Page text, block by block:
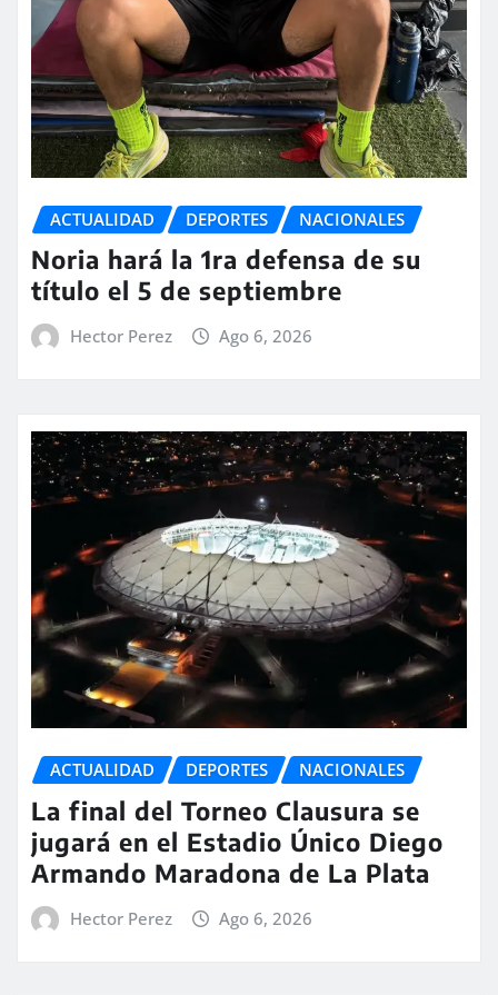
ACTUALIDAD DEPORTES NACIONALES
Noria hará la 1ra defensa de su
título el 5 de septiembre
Hector Perez Ago 6, 2026
ACTUALIDAD DEPORTES NACIONALES
La final del Torneo Clausura se
jugará en el Estadio Único Diego
Armando Maradona de La Plata
Hector Perez Ago 6, 2026